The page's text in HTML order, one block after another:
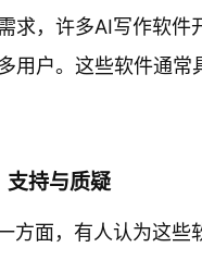
求，许多AI写作软件
用户。这些软件通常
支持与质疑
方面，有人认为这些